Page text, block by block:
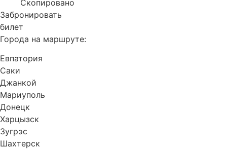
Скопировано
Забронировать
билет
Города на маршруте:
Евпатория
Саки
Джанкой
Мариуполь
Донецк
Харцызск
Зугрэс
Шахтерск